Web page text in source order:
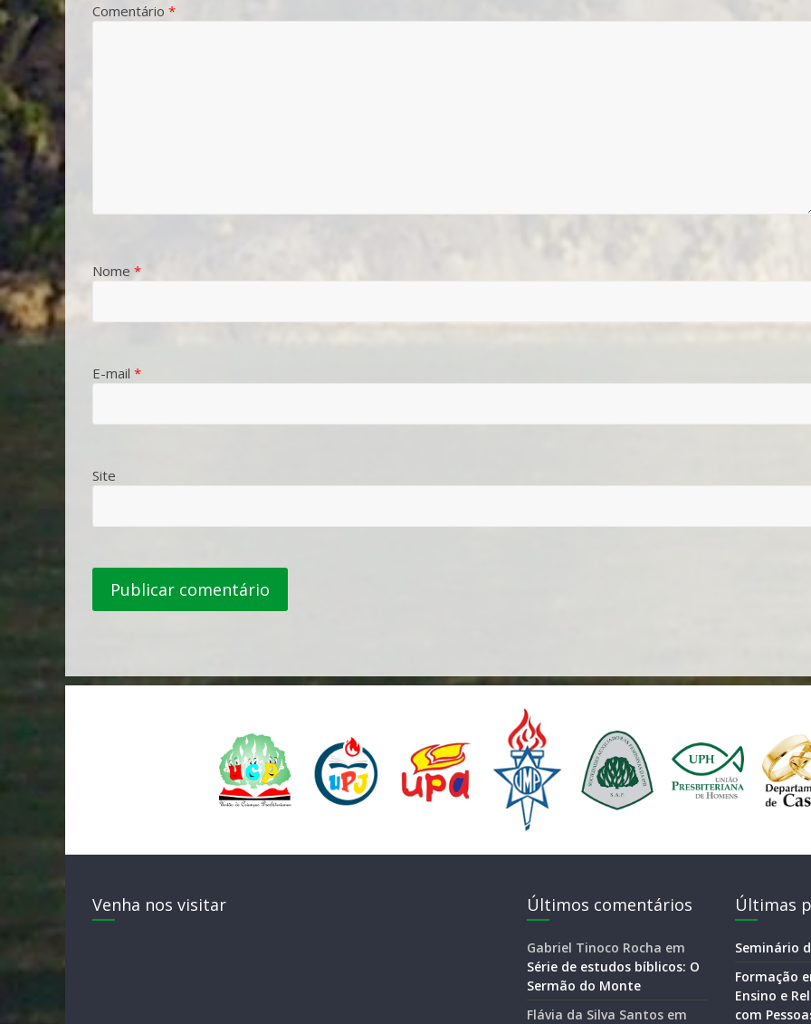
Comentário *
Nome *
E-mail *
Site
Venha nos visitar Últimos comentários
Gabriel Tinoco Rocha em
Série de estudos bíblicos: O
Sermão do Monte
Flávia da Silva Santos em
Últimas
Seminário
Formação
Ensino e
com